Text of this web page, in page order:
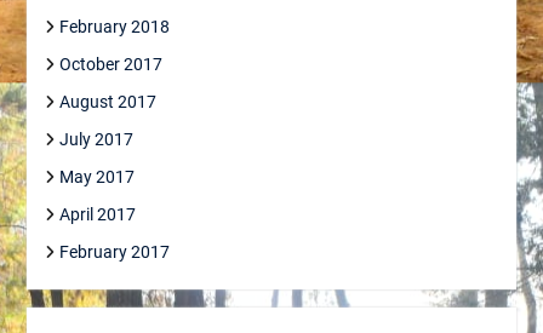
February 2018
October 2017
August 2017
July 2017
May 2017
April 2017
February 2017